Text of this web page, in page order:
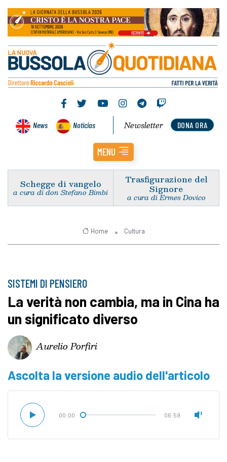
News Noticias DONA ORA
Newsletter
MENU
Schegge di vangelo
a cura di don Stefano Bimbi
Trasfigurazione del
Signore
a cura di Ermes Dovico
Home Cultura
SISTEMI DI PENSIERO
La verità non cambia, ma in Cina ha
un significato diverso
Aurelio Porfiri
Ascolta la versione audio dell'articolo
00:00 06:59